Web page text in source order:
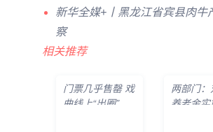
新华全媒+丨黑龙江省宾县肉牛
察
相关推荐
门票几乎售罄 戏
曲线上“出圈”线
两部门：
养老金实